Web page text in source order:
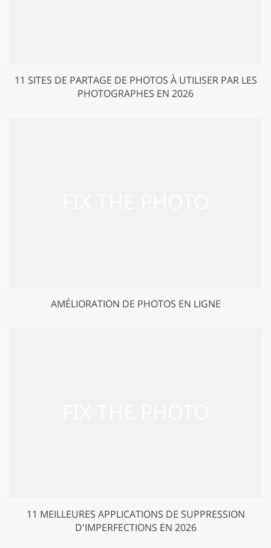
11 SITES DE PARTAGE DE PHOTOS À UTILISER PAR LES
PHOTOGRAPHES EN 2026
AMÉLIORATION DE PHOTOS EN LIGNE
11 MEILLEURES APPLICATIONS DE SUPPRESSION
D'IMPERFECTIONS EN 2026